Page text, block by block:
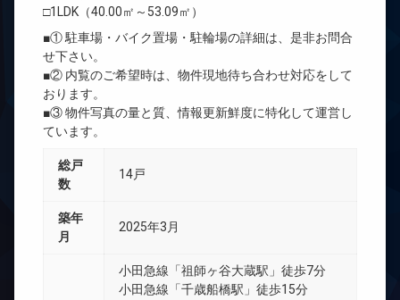
□1LDK（40.00㎡～53.09㎡）
■① 駐車場・バイク置場・駐輪場の詳細は、是非お問合
せ下さい。
■② 内覧のご希望時は、物件現地待ち合わせ対応をして
おります。
■③ 物件写真の量と質、情報更新鮮度に特化して運営し
ています。
総戸
数
14戸
築年
月
2025年3月
小田急線「祖師ヶ谷大蔵駅」徒歩7分
小田急線「千歳船橋駅」徒歩15分